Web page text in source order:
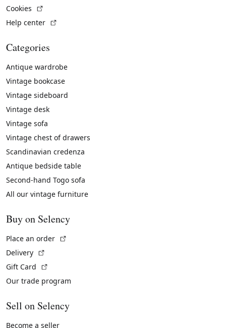
Cookies
Help center
Categories
Antique wardrobe
Vintage bookcase
Vintage sideboard
Vintage desk
Vintage sofa
Vintage chest of drawers
Scandinavian credenza
Antique bedside table
Second-hand Togo sofa
All our vintage furniture
Buy on Selency
Place an order
Delivery
Gift Card
Our trade program
Sell on Selency
Become a seller